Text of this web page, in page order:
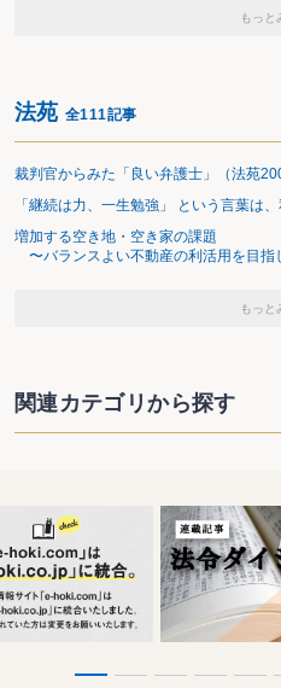
もっと
法苑全111記事
裁判官からみた「良い弁護士」（法苑200
「継続は力、一生勉強」 という言葉は
増加する空き地・空き家の課題
〜バランスよい不動産の利活用を目指
もっと
関連カテゴリから探す